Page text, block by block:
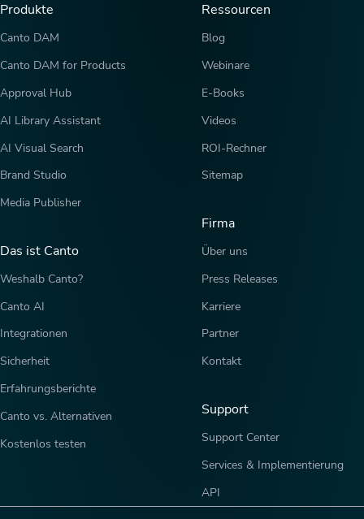
Produkte
Canto DAM
Canto DAM for Products
Approval Hub
AI Library Assistant
AI Visual Search
Brand Studio
Media Publisher
Das ist Canto
Weshalb Canto?
Canto AI
Integrationen
Sicherheit
Erfahrungsberichte
Canto vs. Alternativen
Kostenlos testen
Ressourcen
Blog
Webinare
E-Books
Videos
ROI-Rechner
Sitemap
Firma
Über uns
Press Releases
Karriere
Partner
Kontakt
Support
Support Center
Services & Implementierung
API